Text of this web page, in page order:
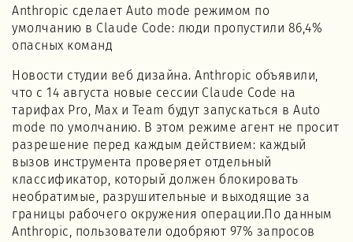
Anthropic сделает Auto mode режимом по
умолчанию в Claude Code: люди пропустили 86,4%
опасных команд
Новости студии веб дизайна. Anthropic объявили,
что с 14 августа новые сессии Claude Code на
тарифах Pro, Max и Team будут запускаться в Auto
mode по умолчанию. В этом режиме агент не просит
разрешение перед каждым действием: каждый
вызов инструмента проверяет отдельный
классификатор, который должен блокировать
необратимые, разрушительные и выходящие за
границы рабочего окружения операции.По данным
Anthropic, пользователи одобряют 97% запросов